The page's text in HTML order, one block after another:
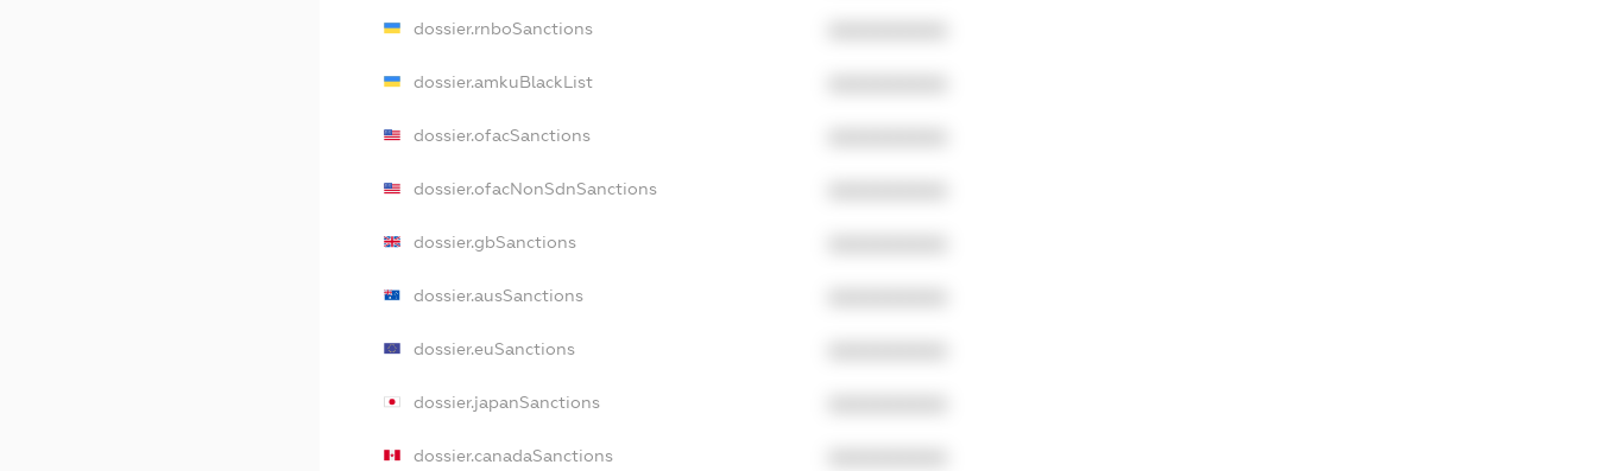
dossier.rnboSanctions
dossier.amkuBlackList
dossier.ofacSanctions
dossier.ofacNonSdnSanctions
dossier.gbSanctions
dossier.ausSanctions
dossier.euSanctions
dossier.japanSanctions
dossier.canadaSanctions